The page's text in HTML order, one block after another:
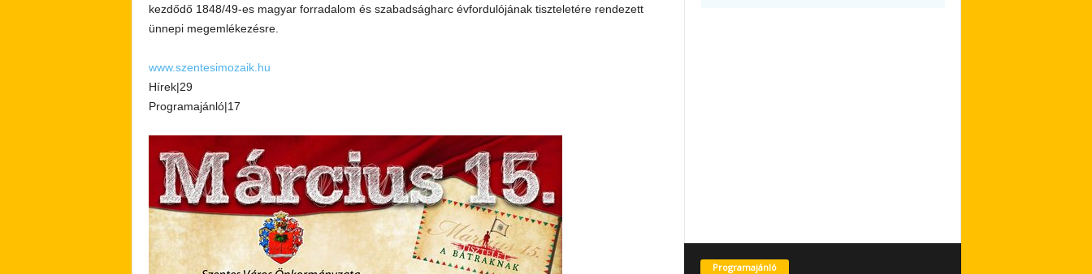
kezdődő 1848/49-es magyar forradalom és szabadságharc évfordulójának tiszteletére rendezett
ünnepi megemlékezésre.
www.szentesimozaik.hu
Hírek|29
Programajánló|17
Programajánló